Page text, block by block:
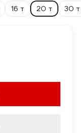
16 т 20 т 30 т